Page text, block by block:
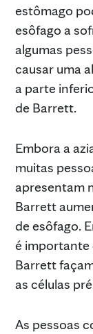
estômago
esôfago a
algumas
causar uma
a parte
de Barrett.
Embora a
muitas
apresentam
Barrett
de esôfago.
é importante
Barrett
as células
As pessoas